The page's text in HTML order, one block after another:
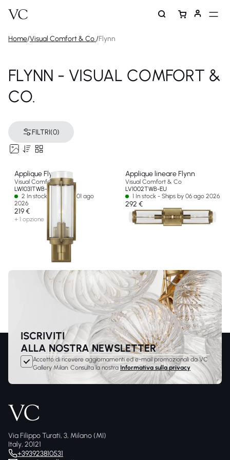
Home/Visual Comfort & Co./Flynn
FLYNN - VISUAL COMFORT &
CO.
FILTRI(0)
Applique Flynn
Visual Comfort & Co
LW1031TWB-EU
2 In stock - Ships by 01 ago
2026
219 €
+ 1 opzione
Applique lineare Flynn
Visual Comfort & Co
LV1002TWB-EU
1 In stock - Ships by 06 ago 2026
292 €
ISCRIVITI
ALLA NOSTRA NEWSLETTER
Accetto di ricevere aggiornamenti ed e-mail promozionali da VC
Gallery Milan. Consulta la nostra Informativa sulla privacy
Via Filippo Turati, 3, Milano (MI)
Italy, 20121
+393923810531